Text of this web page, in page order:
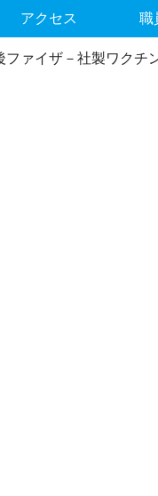
アクセス 職
ァイザ－社製ワクチ